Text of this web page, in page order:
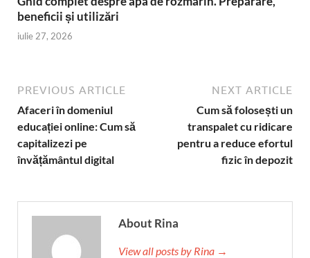
beneficii și utilizări
iulie 27, 2026
PREVIOUS ARTICLE
Afaceri în domeniul
educației online: Cum să
capitalizezi pe
învățământul digital
NEXT ARTICLE
Cum să folosești un
transpalet cu ridicare
pentru a reduce efortul
fizic în depozit
About Rina
View all posts by Rina →